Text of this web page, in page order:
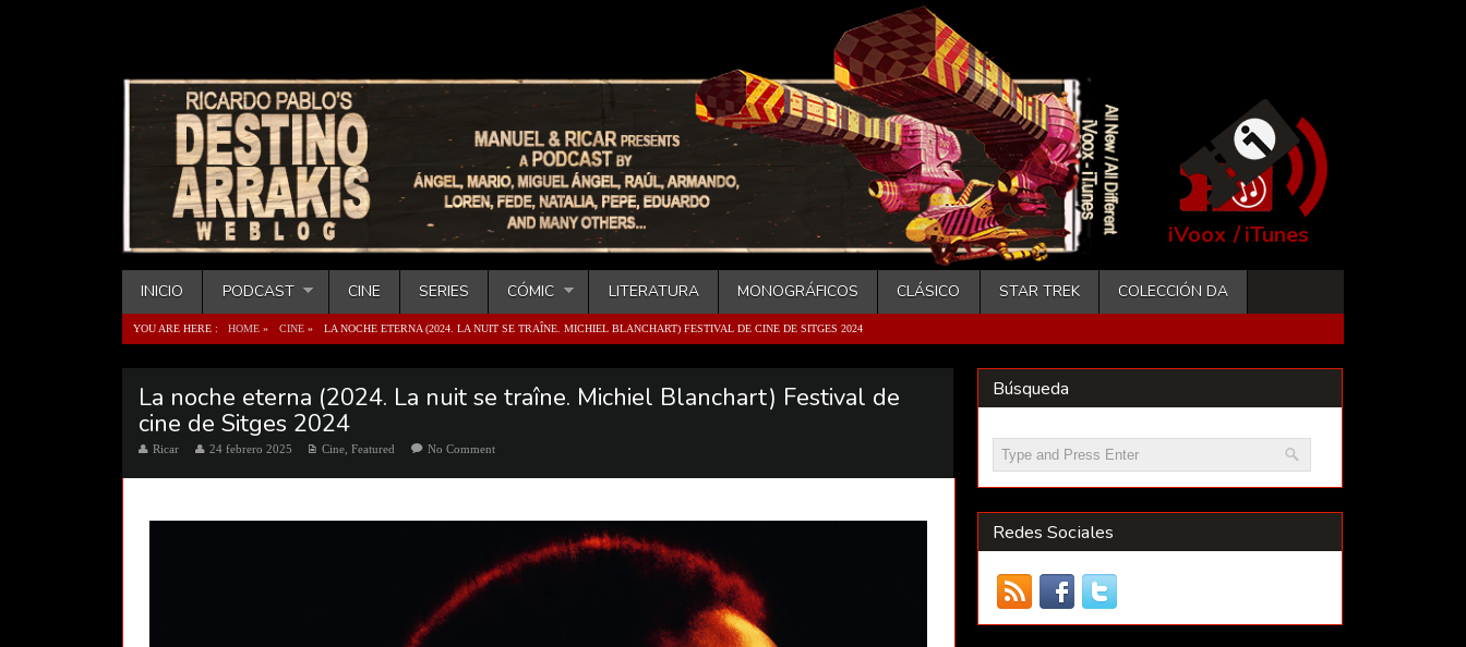
iVoox /iTunes
INICIO PODCAST CINE SERIES CÓMIC LITERATURA MONOGRÁFICOS CLÁSICO STAR TREK COLECCIÓN DA
YOU ARE HERE : HOME » CINE» LA NOCHE ETERNA (2024. LA NUIT SE TRAÎNE. MICHIEL BLANCHART) FESTIVAL DE CINE DE SITGES 2024
La noche eterna (2024. La nuit se traîne. Michiel Blanchart) Festival de
cine de Sitges 2024
Ricar 24 febrero 2025 Cine ,Featured No Comment
Búsqueda
Redes Sociales